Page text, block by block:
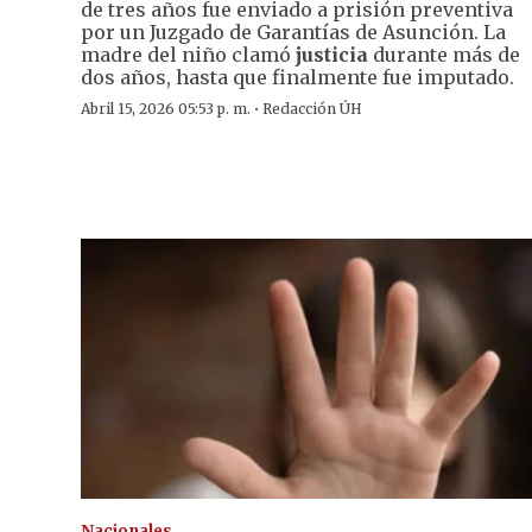
de tres años fue enviado a prisión preventiva
por un Juzgado de Garantías de Asunción. La
madre del niño clamó justicia durante más de
dos años, hasta que finalmente fue imputado.
Abril 15, 2026 05:53 p. m. · Redacción ÚH